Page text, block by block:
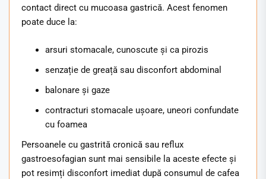
contact direct cu mucoasa gastrică. Acest fenomen
poate duce la:
arsuri stomacale, cunoscute și ca pirozis
senzație de greață sau disconfort abdominal
balonare și gaze
contracturi stomacale ușoare, uneori confundate
cu foamea
Persoanele cu gastrită cronică sau reflux
gastroesofagian sunt mai sensibile la aceste efecte și
pot resimți disconfort imediat după consumul de cafea